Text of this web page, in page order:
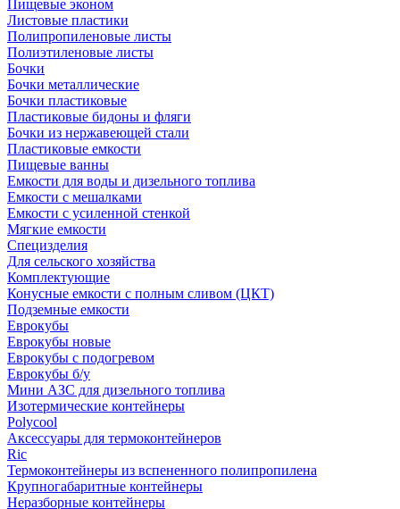
Пищевые эконом
Листовые пластики
Полипропиленовые листы
Полиэтиленовые листы
Бочки
Бочки металлические
Бочки пластиковые
Пластиковые бидоны и фляги
Бочки из нержавеющей стали
Пластиковые емкости
Пищевые ванны
Емкости для воды и дизельного топлива
Емкости с мешалками
Емкости с усиленной стенкой
Мягкие емкости
Специзделия
Для сельского хозяйства
Комплектующие
Конусные емкости с полным сливом (ЦКТ)
Подземные емкости
Еврокубы
Еврокубы новые
Еврокубы с подогревом
Еврокубы б/у
Мини АЗС для дизельного топлива
Изотермические контейнеры
Polycool
Аксессуары для термоконтейнеров
Ric
Термоконтейнеры из вспененного полипропилена
Крупногабаритные контейнеры
Неразборные контейнеры